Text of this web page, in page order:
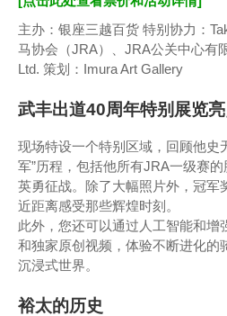
主办：银座三越百货 特别协力：
马协会（JRA）、JRA公关中心有
Ltd. 策划：Imura Art Gallery
武丰出道40周年特别展览
现场特设一个特别区域，回顾他史
军”历程，包括他所有JRA一级赛
英勇征战。除了大幅照片外，冠军
近距离感受那些辉煌时刻。
此外，您还可以通过人工智能和增
和独家原创视频，体验不断进化的
沉浸式世界。
裕太的历史